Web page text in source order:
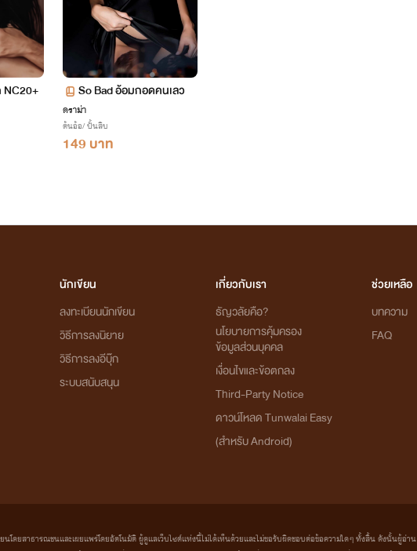
NC20+ So Bad อ้อมกอดคนเลว
ดราม่า
ต้นอ้อ/ ปั้นสิบ
149 บาท
นักเขียน
ลงทะเบียนนักเขียน
วิธีการลงนิยาย
วิธีการลงอีบุ๊ก
ระบบสนับสนุน
เกี่ยวกับเรา
ธัญวลัยคือ?
นโยบายการคุ้มครอง
ข้อมูลส่วนบุคคล
เงื่อนไขและข้อตกลง
Third-Party Notice
ดาวน์โหลด Tunwalai Easy
(สำหรับ Android)
ช่วยเหลือ
บทความ
FAQ
นโดยสาธารณชนและเผยแพร่โดยอัตโนมัติ ผู้ดูแลเว็บไซต์แห่งนี้ไม่ได้เห็นด้วยและไม่ขอรับผิดชอบต่อข้อความใดๆ ทั้งสิ้น ดังนั้นผู้อ่าน